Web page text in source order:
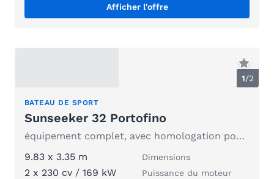
Afficher l'offre
1/2
BATEAU DE SPORT
Sunseeker 32 Portofino
équipement complet, avec homologation pour le lac de Constance
9.83 x 3.35 m
Dimensions
2 x 230 cv / 169 kW Puissance du moteur